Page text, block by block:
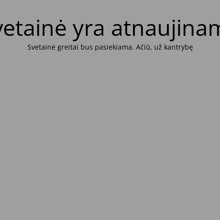
yra
Svetainė greitai bus pasiekiama. Ačiū, už kantrybę